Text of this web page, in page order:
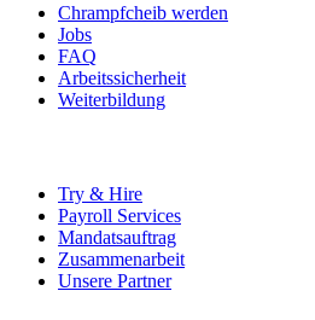
Chrampfcheib werden
Jobs
FAQ
Arbeitssicherheit
Weiterbildung
Try & Hire
Payroll Services
Mandatsauftrag
Zusammenarbeit
Unsere Partner